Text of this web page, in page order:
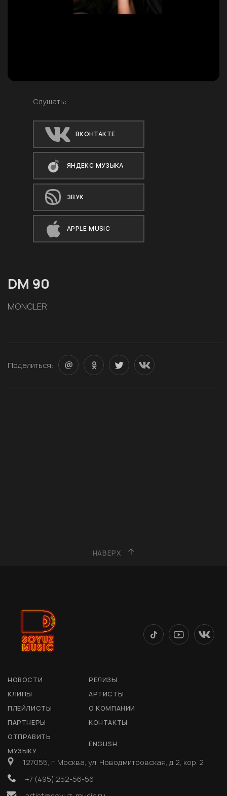
Слушать:
ВКОНТАКТЕ
ЯНДЕКС МУЗЫКА
ЗВУК
APPLE MUSIC
DM 90
MONCLER
Поделиться:
НАВЕРХ
НОВОСТИ
РЕЛИЗЫ
КЛИПЫ
АРТИСТЫ
ПЛЕЙЛИСТЫ
О КОМПАНИИ
ПАРТНЕРЫ
КОНТАКТЫ
ОТПРАВИТЬ
МУЗЫКУ
ENGLISH
127055, г. Москва, ул. Новодмитровская, д 2, кор. 2
+7 (495) 252-56-56